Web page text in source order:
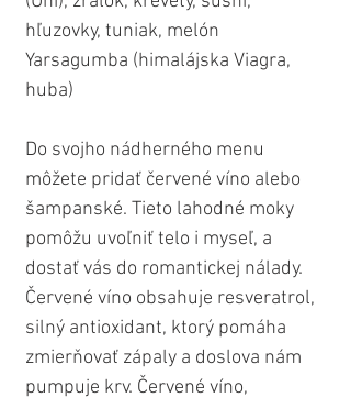
hľuzovky, tuniak, melón
Yarsagumba (himalájska Viagra,
huba)
Do svojho nádherného menu
môžete pridať červené víno alebo
šampanské. Tieto lahodné moky
pomôžu uvoľniť telo i myseľ, a
dostať vás do romantickej nálady.
Červené víno obsahuje resveratrol,
silný antioxidant, ktorý pomáha
zmierňovať zápaly a doslova nám
pumpuje krv. Červené víno,